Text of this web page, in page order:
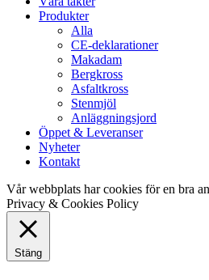
Produkter
Alla
CE-deklarationer
Makadam
Bergkross
Asfaltkross
Stenmjöl
Anläggningsjord
Öppet & Leveranser
Nyheter
Kontakt
Vår webbplats har cookies för en bra
Privacy & Cookies Policy
Stäng